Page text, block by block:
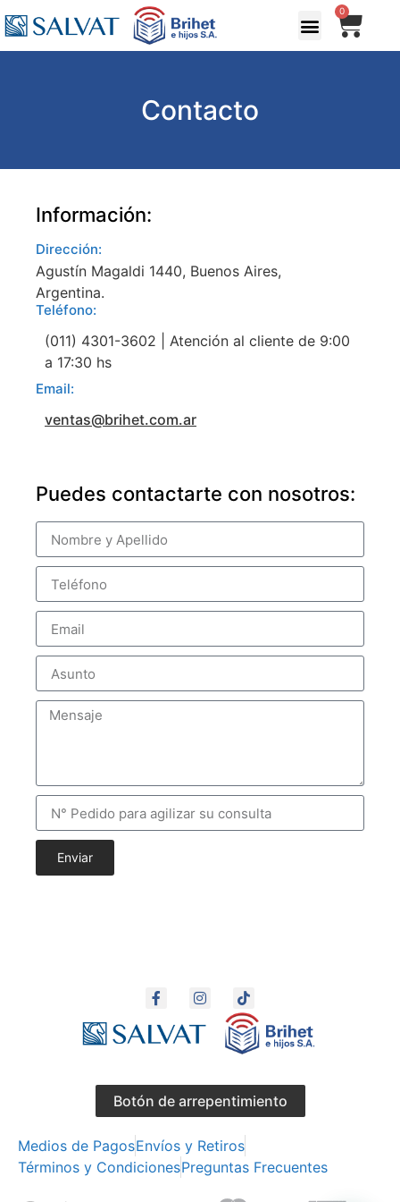
0
Contacto
Información:
Dirección:
Agustín Magaldi 1440, Buenos Aires,
Argentina.
Teléfono:
(011) 4301-3602 | Atención al cliente de 9:00
a 17:30 hs
Email:
ventas@brihet.com.ar
Puedes contactarte con nosotros:
Enviar
Botón de arrepentimiento
Medios de PagosEnvíos y Retiros
Términos y CondicionesPreguntas Frecuentes